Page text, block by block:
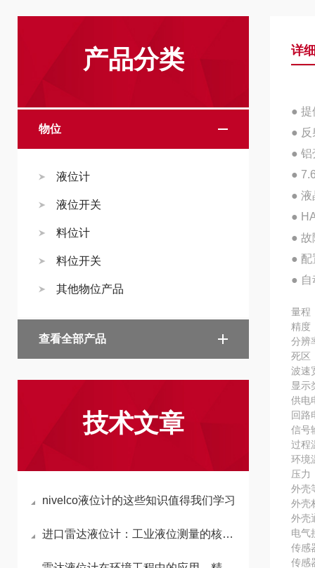
产品分类
物位
液位计
液位开关
料位计
料位开关
其他物位产品
查看全部产品
技术文章
nivelco液位计的这些知识值得我们学习
进口雷达液位计：工业液位测量的核心设备与使用指南
详
● 提
● 反
● 铝
●
● 液
●
● 故
● 配
● 自
量
精
分
死
波速
显示
供电
回路
信号
过程
环境
压
外壳
外壳
外壳
电气
传感
传感